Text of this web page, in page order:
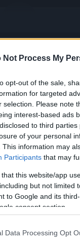
Not Process My
opt-out of the sale,
for targeted
selection. Please note
interest-based ads
to third
of your personal
This information may
Participants that may
that this website/app
but not limited
to Google and its
consent section.
Data Processing Opt
nel settore
competenze
principi
di
e rispettano le